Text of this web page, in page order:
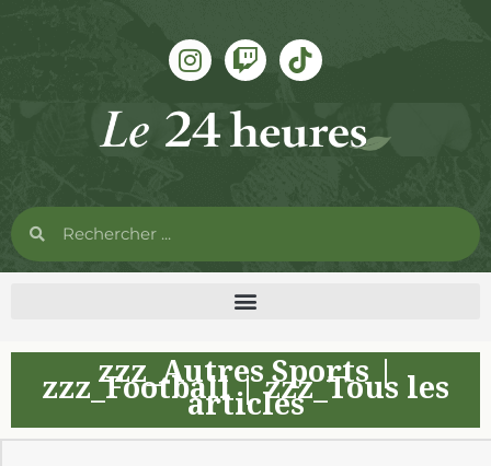
zzz_Autres Sports|
zzz_Football|zzz_Tous les
articles